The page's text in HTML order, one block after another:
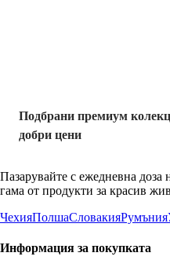
Подбрани премиум
добри цени
Пазарувайте с ежедневна
гама от продукти за красив
ЧехияПолшаСловакияРумъния
Информация за покупката